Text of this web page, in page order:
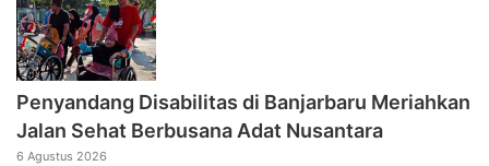
Penyandang Disabilitas di Banjarbaru Meriahkan
Jalan Sehat Berbusana Adat Nusantara
6 Agustus 2026